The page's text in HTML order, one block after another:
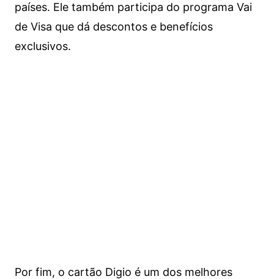
países. Ele também participa do programa Vai
de Visa que dá descontos e benefícios
exclusivos.
Por fim, o cartão Digio é um dos melhores